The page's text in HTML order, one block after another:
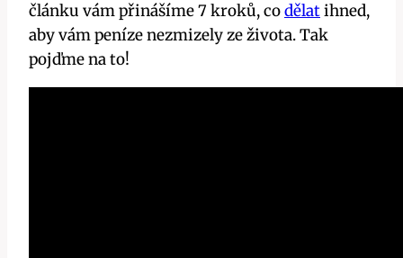
článku vám přinášíme 7 kroků, codělatihned,
aby vám peníze nezmizely ze života. Tak
pojďme na to!